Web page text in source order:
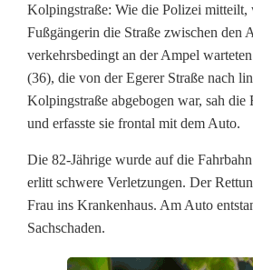
w
e
r
v
e
r
l
Kolpingstraße: Wie die Polizei mitteilt,
Fußgängerin die Straße zwischen den
verkehrsbedingt an der Ampel
(36), die von der Egerer Straße nach
Kolpingstraße abgebogen war, sah die
und erfasste sie frontal mit dem Auto.
Die 82-Jährige wurde auf die
erlitt schwere Verletzungen. Der
Frau ins Krankenhaus. Am Auto
Sachschaden.